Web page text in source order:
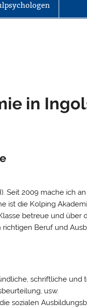
in
Seit 2009 mache ich
ist die Kolping
betreue und über
Beruf und
schriftliche
usw.
sozialen